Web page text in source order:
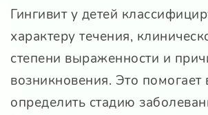
Гингивит у детей
характеру течения,
степени выраженности и
возникновения. Это помогает
определить стадию